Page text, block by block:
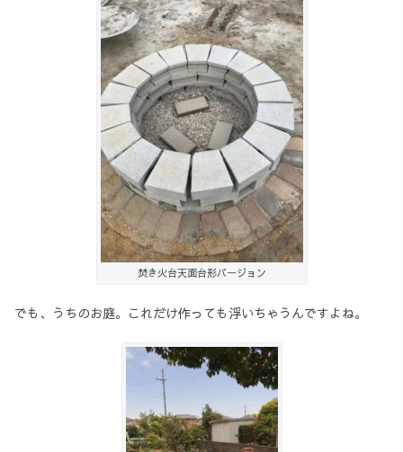
焚き火台天面台形バージョン
でも、うちのお庭。これだけ作っても浮いちゃうんですよね。